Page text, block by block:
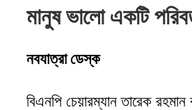
মানুষ ভালো একটি
নবযাত্রা ডেস্ক
বিএনপি চেয়ারম্যান তারেক রহমান